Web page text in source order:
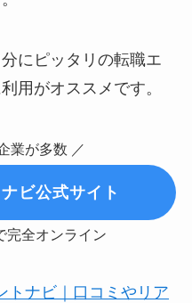
にピッタリの転職エ
用がオススメです。
業が多数 ／
ビ公式サイト
完全オンライン
トナビ｜口コミやリア